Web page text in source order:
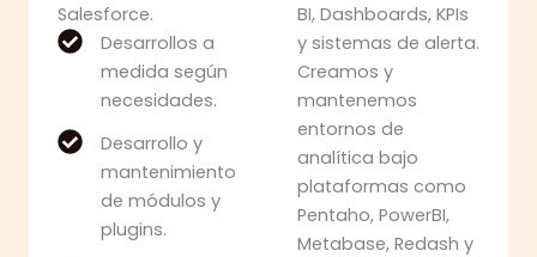
Salesforce.
Desarrollos a
medida según
necesidades.
Desarrollo y
mantenimiento
de módulos y
plugins.
BI, Dashboards, KPIs
y sistemas de alerta.
Creamos y
mantenemos
entornos de
analítica bajo
plataformas como
Pentaho, PowerBI,
Metabase, Redash y